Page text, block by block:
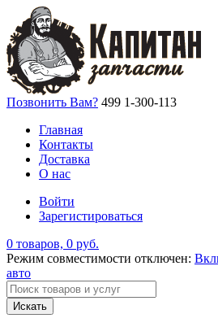
Позвонить Вам? 499 1-300-113
Главная
Контакты
Доставка
О нас
Войти
Зарегистироваться
0 товаров, 0 руб.
Режим совместимости отключен:
авто
Искать